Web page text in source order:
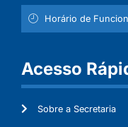
Horário de
Acesso
Sobre a Secretaria